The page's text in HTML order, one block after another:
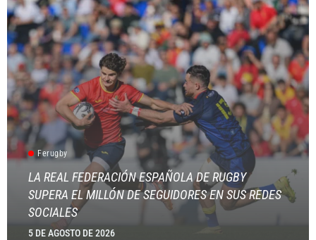
Ferugby
LA REAL FEDERACIÓN ESPAÑOLA DE RUGBY
SUPERA EL MILLÓN DE SEGUIDORES EN SUS REDES
SOCIALES
5 DE AGOSTO DE 2026